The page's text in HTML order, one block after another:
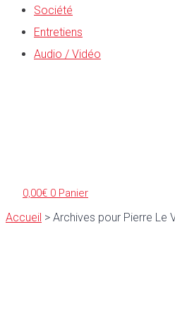
Société
Entretiens
Audio / Vidéo
0,00€ 0 Panier
Accueil > Archives pour Pierre Le